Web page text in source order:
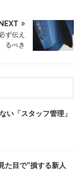
NEXT
ず伝え
るべき
い「スタッフ管理」
た目で”損する新人